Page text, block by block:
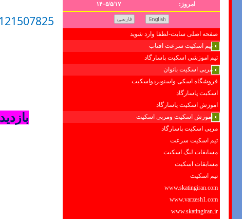
امروز: ۱۴۰۵/۵/۱۷
صفحه اصلی سایت-لطفا وارد شوید
تیم اسکیت سرعت افتاب
تیم اموزشی اسکیت پاسارگاد
مربی اسکیت بانوان
فروشگاه اسکی واسنوبردواسکیت
اسکیت پاسارگاد
اموزش اسکیت پاسارگاد
اموزش اسکیت ومربی اسکیت
مربی اسکیت پاسارگاد
تیم اسکیت سرعت
مسابقات لیگ اسکیت
مسابقات اسکیت
تیم اسکیت
www.skatingiran.com
www.varzesh1.com
www.skatingiran.ir
بازدید